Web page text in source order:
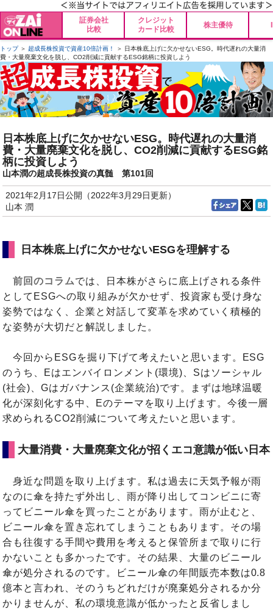
証券会社
比較
クレジット
カード比較
株主優待
トップ＞ 超成長株投資で資産10倍計画！
＞ 日本株底上げに欠かせないESG。時代遅れの大量消
費・大量廃棄文化を脱し、CO2削減に貢献するESG銘柄に投資しよう
日本株底上げに欠かせないESG。時代遅れの大量消
費・大量廃棄文化を脱し、CO2削減に貢献するESG銘
柄に投資しよう
山本潤の超成長株投資の真髄 第101回
2021年2月17日公開（2022年3月29日更新）
山本 潤
日本株底上げに欠かせないESGを理解する
前回のコラムでは、日本株がさらに底上げされる条件
としてESGへの取り組みが欠かせず、投資家も受け身な
姿勢ではなく、企業と対話して変革を求めていく積極的
な姿勢が大切だと解説しました。
今回からESGを掘り下げて考えたいと思います。ESG
のうち、Eはエンバイロンメント(環境)、Sはソーシャル
(社会)、Gはガバナンス(企業統治)です。まずは地球温暖
化が深刻化する中、Eのテーマを取り上げます。今後一層
求められるCO2削減について考えたいと思います。
大量消費・大量廃棄文化が招くエコ意識が低い日本
身近な問題を取り上げます。私は過去に天気予報が雨
なのに傘を持たず外出し、雨が降り出してコンビニに寄
ってビニール傘を買ったことがあります。雨が止むと、
ビニール傘を置き忘れてしまうこともあります。その場
合も往復する手間や費用を考えると保管所まで取りに行
かないことも多かったです。その結果、大量のビニール
傘が処分されるのです。ビニール傘の年間販売本数は0.8
億本と言われ、そのうちどれだけが廃棄処分されるか分
かりませんが、私の環境意識が低かったと反省しまし